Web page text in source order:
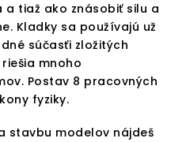
a tiaž ako znásobiť silu a
Kladky sa používajú už
súčasťi zložitých
mnoho
Postav 8 pracovných
fyziky.
stavbu modelov nájdeš